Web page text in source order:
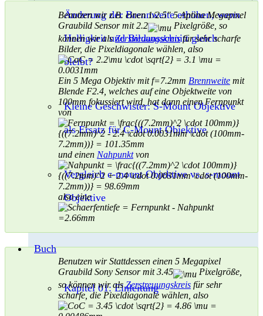
Änderung der Brennweite erhöhen, wenn
Helligkeit und Bildausschnitt gleich
bleibt?
Kleine Geschwister: S-Mount Objektive
als Ersatz für C-Mount Objektive
Vergleich c-mount Objektive vs. s-mount
Objektive
Buch
Kapitel 01: Einleitung
Benutzen wir z.B. einen 1/2.5″ 5 Aptina Megapixel
Graubild Sensor mit 2.2
Pixelgröße, so
können wir alsZerstreuungskreisfür sehr scharfe
Bilder, die Pixeldiagonale wählen, also
Ein 5 Mega Objektiv mit f=7.2mm Brennweite mit
Blende F2.4, welches auf eine Objektweite von
100mm fokussiert wird, hat dann einen Fernpunkt
von
und einen Nahpunktvon
also eine
Benutzen wir Stattdessen einen 5 Megapixel
Graubild Sony Sensor mit 3.45
Pixelgröße,
so können wir alsZerstreuungskreis für sehr
scharfe, die Pixeldiagonale wählen, also